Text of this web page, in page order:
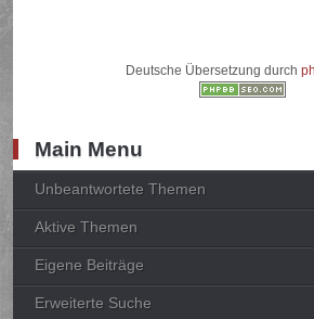
Deutsche Übersetzung durch
Main Menu
Unbeantwortete Themen
Aktive Themen
Eigene Beiträge
Erweiterte Suche